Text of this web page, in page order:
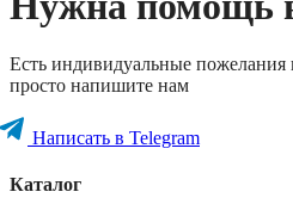
Есть индивидуальные пожелания
просто напишите нам
Написать в Telegram
Каталог